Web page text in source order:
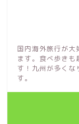
国内海外旅行が大
ます。食べ歩きも
す！九州が多くな
す。